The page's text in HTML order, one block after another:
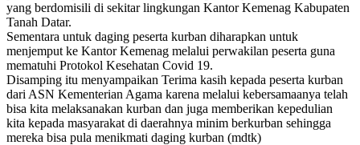
yang berdomisili di sekitar lingkungan Kantor Kemenag Kabupaten
Tanah Datar.
Sementara untuk daging peserta kurban diharapkan untuk
menjemput ke Kantor Kemenag melalui perwakilan peserta guna
mematuhi Protokol Kesehatan Covid 19.
Disamping itu menyampaikan Terima kasih kepada peserta kurban
dari ASN Kementerian Agama karena melalui kebersamaanya telah
bisa kita melaksanakan kurban dan juga memberikan kepedulian
kita kepada masyarakat di daerahnya minim berkurban sehingga
mereka bisa pula menikmati daging kurban (mdtk)